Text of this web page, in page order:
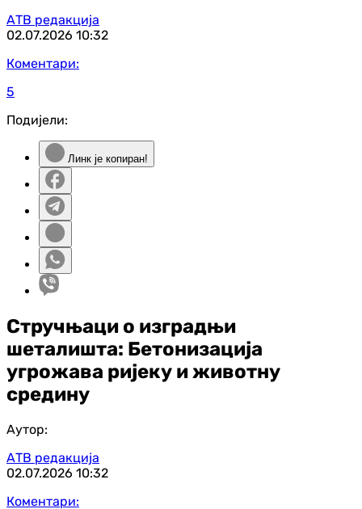
АТВ редакција
02.07.2026 10:32
Коментари:
5
Подијели:
Линк је копиран!
Стручњаци о изградњи
шеталишта: Бетонизација
угрожава ријеку и животну
средину
Аутор:
АТВ редакција
02.07.2026 10:32
Коментари: